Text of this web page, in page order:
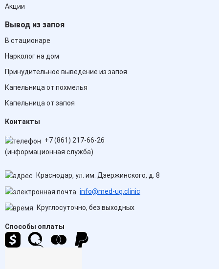
Акции
Вывод из запоя
В стационаре
Нарколог на дом
Принудительное выведение из запоя
Капельница от похмелья
Капельница от запоя
Контакты
+7 (861) 217-66-26
(информационная служба)
Краснодар, ул. им. Дзержинского, д. 8
info@med-ug.clinic
Круглосуточно, без выходных
Способы оплаты